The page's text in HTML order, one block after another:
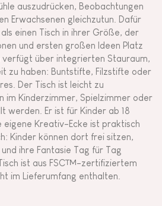
auszudrücken, Beobachtungen
Erwachsenen gleichzutun. Dafür
einen Tisch in ihrer Größe, der
und ersten großen Ideen Platz
verfügt über integrierten Stauraum,
zu haben: Buntstifte, Filzstifte oder
Der Tisch ist leicht zu
im Kinderzimmer, Spielzimmer oder
werden. Er ist für Kinder ab 18
eigene Kreativ-Ecke ist praktisch
Kinder können dort frei sitzen,
ihre Fantasie Tag für Tag
ist aus FSC™-zertifiziertem
im Lieferumfang enthalten.